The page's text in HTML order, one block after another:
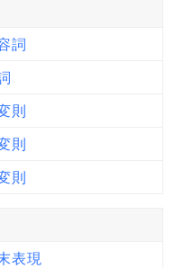
詞
則
則
則
表現